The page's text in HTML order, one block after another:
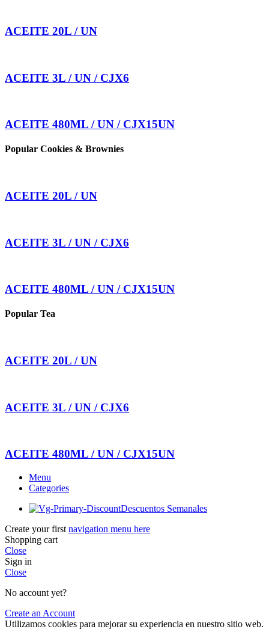
ACEITE 20L / UN
ACEITE 3L / UN / CJX6
ACEITE 480ML / UN / CJX15UN
Popular Cookies & Brownies
ACEITE 20L / UN
ACEITE 3L / UN / CJX6
ACEITE 480ML / UN / CJX15UN
Popular Tea
ACEITE 20L / UN
ACEITE 3L / UN / CJX6
ACEITE 480ML / UN / CJX15UN
Menu
Categories
Descuentos Semanales
Create your first navigation menu here
Shopping cart
Close
Sign in
Close
No account yet?
Create an Account
Utilizamos cookies para mejorar su experiencia en nuestro sitio web.